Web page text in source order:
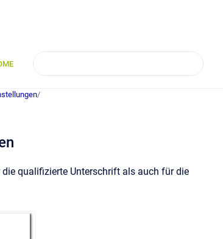
/
qualifizierte Unterschrift als auch für die